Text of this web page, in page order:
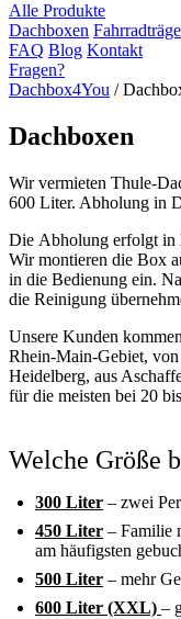
Alle Produkte
Dachboxen
FAQ Blog Kontakt
Fragen?
Dachbox4You /
Dachboxen
Wir vermieten Thule-
600 Liter. Abholung in
Die Abholung erfolgt in
Wir montieren die Box
in die Bedienung ein.
die Reinigung
Unsere Kunden
Rhein-Main-Gebiet,
Heidelberg, aus
für die meisten bei 20
Welche Größe
300 Liter – zwei
450 Liter – Familie
am häufigsten
500 Liter – mehr
600 Liter (XXL) –